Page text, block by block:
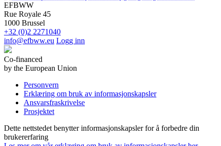
EFBWW
Rue Royale 45
1000 Brussel
+32 (0)2 2271040
info@efbww.eu Logg inn
Co-financed
by the European Union
Personvern
Erklæring om bruk av informasjonskapsler
Ansvarsfraskrivelse
Prosjektet
Dette nettstedet benytter informasjonskapsler for å forbedre din
brukererfaring